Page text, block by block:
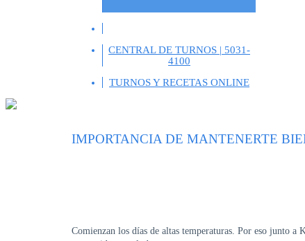
CENTRAL DE TURNOS | 5031-
4100
TURNOS Y RECETAS ONLINE
IMPORTANCIA DE MANTENERTE
Comienzan los días de altas temperaturas. Por eso junto a